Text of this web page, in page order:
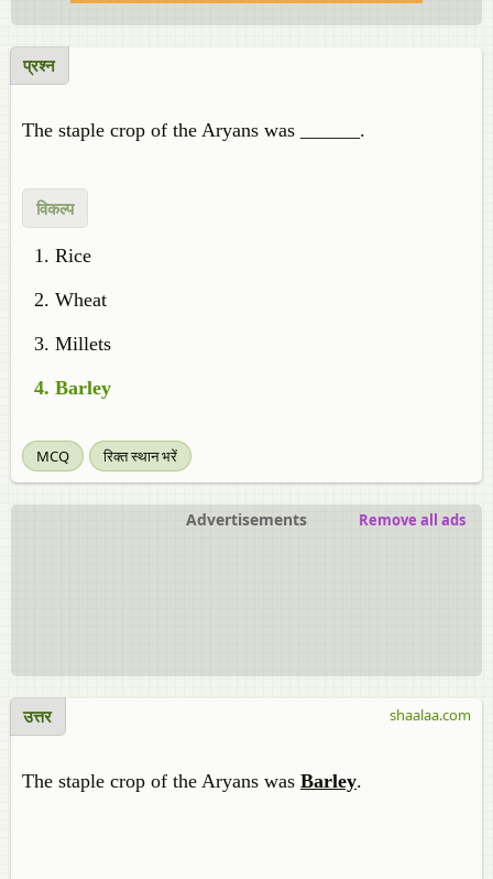
प्रश्न
The staple crop of the Aryans was ______.
विकल्प
Rice
Wheat
Millets
Barley
MCQ रिक्त स्थान भरें
Advertisements Remove all ads
उत्तर
The staple crop of the Aryans was Barley.
shaalaa.com